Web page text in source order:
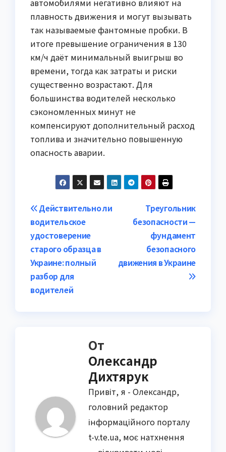
автомобилями негативно влияют на
плавность движения и могут вызывать
так называемые фантомные пробки. В
итоге превышение ограничения в 130
км/ч даёт минимальный выигрыш во
времени, тогда как затраты и риски
существенно возрастают. Для
большинства водителей несколько
сэкономленных минут не
компенсируют дополнительный расход
топлива и значительно повышенную
опасность аварии.
Навигация
по
записям
Треугольник
безопасности —
фундамент
безопасного
движения в Украине
Действительно ли
водительское
удостоверение
старого образца в
Украине: полный
разбор для
водителей
От
Олександр
Дихтярук
Привіт, я - Олександр,
головний редактор
інформаційного порталу
t-v.te.ua, моє натхнення